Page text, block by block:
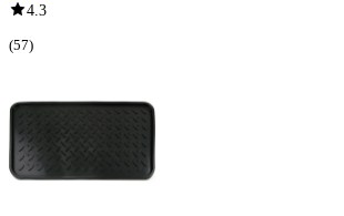
4.3
(57)